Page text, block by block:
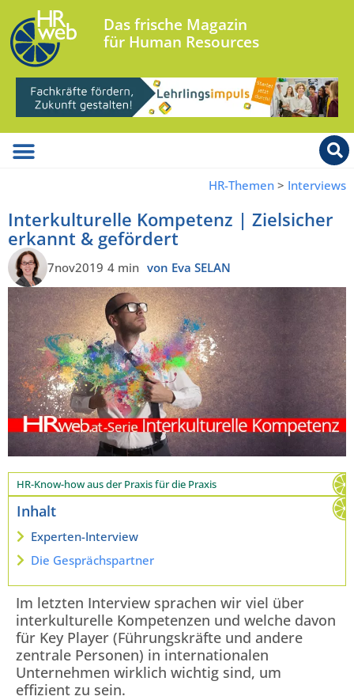
Das frische Magazin
für Human Resources
HR-Themen > Interviews
Interkulturelle Kompetenz | Zielsicher
erkannt & gefördert
7nov2019 4 min von Eva SELAN
HR-Know-how aus der Praxis für die Praxis
Inhalt
Experten-Interview
Die Gesprächspartner
Im letzten Interview sprachen wir viel über
interkulturelle Kompetenzen und welche davon
für Key Player (Führungskräfte und andere
zentrale Personen) in internationalen
Unternehmen wirklich wichtig sind, um
effizient zu sein.